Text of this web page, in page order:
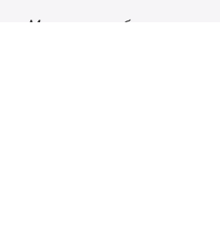
г, Московская обл.